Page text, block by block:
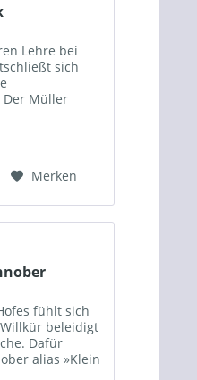
Lehre bei
sich
Der Müller
dem Weg in
er...Merken
fühlt sich
beleidigt
Dafür
alias »Klein